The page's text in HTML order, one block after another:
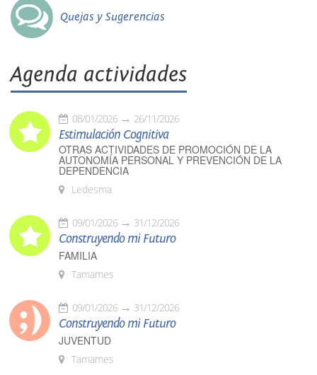
Quejas y Sugerencias
Agenda actividades
08/01/2026 26/11/2026
Estimulación Cognitiva
OTRAS ACTIVIDADES DE PROMOCIÓN DE LA
AUTONOMÍA PERSONAL Y PREVENCIÓN DE LA
DEPENDENCIA
Ledesma
09/01/2026 31/12/2026
Construyendo mi Futuro
FAMILIA
Tamames
09/01/2026 31/12/2026
Construyendo mi Futuro
JUVENTUD
Tamames